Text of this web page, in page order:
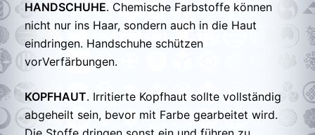
HANDSCHUHE. Chemische Farbstoffe können
nicht nur ins Haar, sondern auch in die Haut
eindringen. Handschuhe schützen
vorVerfärbungen.
KOPFHAUT. Irritierte Kopfhaut sollte vollständig
abgeheilt sein, bevor mit Farbe gearbeitet wird.